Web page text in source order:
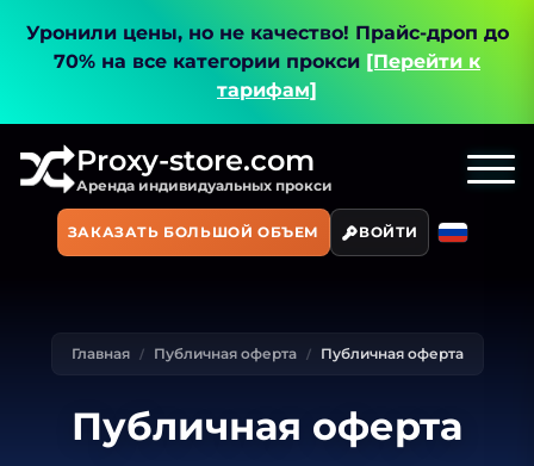
Уронили цены, но не качество! Прайс-дроп до
70% на все категории прокси [Перейти к
тарифам]
Proxy-store.com
Аренда индивидуальных прокси
ЗАКАЗАТЬ БОЛЬШОЙ ОБЪЕМ ВОЙТИ
Главная Публичная оферта Публичная оферта
Публичная оферта